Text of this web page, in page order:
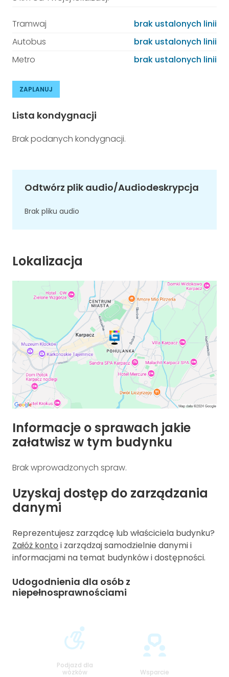
Tramwaj
brak ustalonych linii
Autobus
brak ustalonych linii
Metro
brak ustalonych linii
ZAPLANUJ
Lista kondygnacji
Brak podanych kondygnacji.
Odtwórz plik audio/Audiodeskrypcja
Brak pliku audio
Lokalizacja
Informacje o sprawach jakie
załatwisz w tym budynku
Brak wprowadzonych spraw.
Uzyskaj dostęp do zarządzania
danymi
Reprezentujesz zarządcę lub właściciela budynku?
Załóż konto i zarządzaj samodzielnie danymi i
informacjami na temat budynków i dostępności.
Udogodnienia dla osób z
niepełnosprawnościami
Podjazd dla
wózków
Wsparcie